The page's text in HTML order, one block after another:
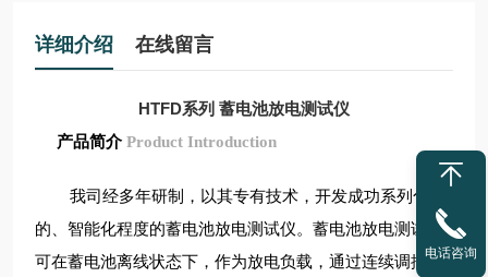
详细介绍 在线留言
HTFD系列 蓄电池放电测试仪
产品简介 Product Introduction
我司经多年研制，以其专有技术，开发成功系列化
的、智能化程度的蓄电池放电测试仪。蓄电池放电测试仪
可在蓄电池离线状态下，作为放电负载，通过连续调控放电话咨询